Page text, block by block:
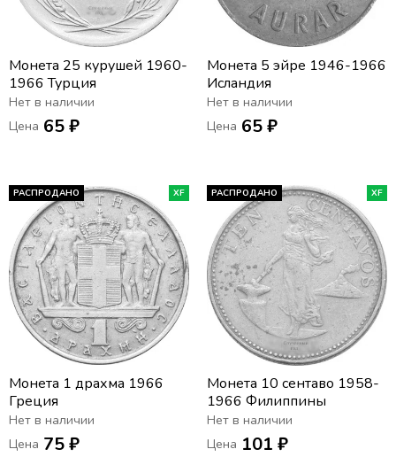
Монета 25 курушей 1960-
1966 Турция
Нет в наличии
Цена 65 ₽
Монета 5 эйре 1946-1966
Исландия
Нет в наличии
Цена 65 ₽
РАСПРОДАНО XF
Монета 1 драхма 1966
Греция
Нет в наличии
Цена 75 ₽
РАСПРОДАНО XF
Монета 10 сентаво 1958-
1966 Филиппины
Нет в наличии
Цена 101 ₽